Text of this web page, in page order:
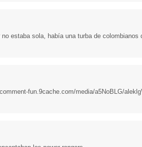
no estaba sola, había una turba de colombianos
fun.9cache.com/media/a5NoBLG/